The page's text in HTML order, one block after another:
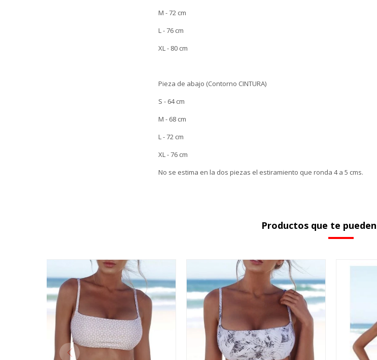
M - 72 cm
L - 76 cm
XL - 80 cm
Pieza de abajo (Contorno CINTURA)
S - 64 cm
M - 68 cm
L - 72 cm
XL - 76 cm
No se estima en la dos piezas el estiramiento que ronda 4 a 5 cms.
Productos que te